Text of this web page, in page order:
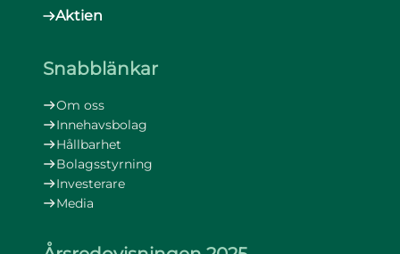
Aktien
Snabblänkar
Om oss
Innehavsbolag
Hållbarhet
Bolagsstyrning
Investerare
Media